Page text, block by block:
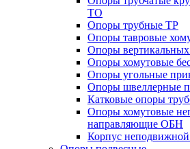
ТО
Опоры трубные ТР
Опоры тавровые
Опоры
Опоры хомутовые
Опоры угольные
Опоры швеллерные
Катковые опоры
Опоры хомутовые
направляющие ОБН
Корпус